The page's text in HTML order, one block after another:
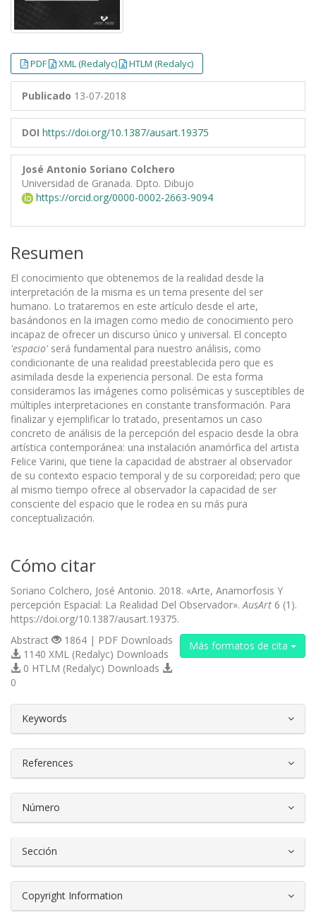
PDF XML (Redalyc) HTLM (Redalyc)
Publicado 13-07-2018
DOI https://doi.org/10.1387/ausart.19375
José Antonio Soriano Colchero
Universidad de Granada. Dpto. Dibujo
https://orcid.org/0000-0002-2663-9094
Resumen
El conocimiento que obtenemos de la realidad desde la
interpretación de la misma es un tema presente del ser
humano. Lo trataremos en este artículo desde el arte,
basándonos en la imagen como medio de conocimiento pero
incapaz de ofrecer un discurso único y universal. El concepto
'espacio' será fundamental para nuestro análisis, como
condicionante de una realidad preestablecida pero que es
asimilada desde la experiencia personal. De esta forma
consideramos las imágenes como polisémicas y susceptibles de
múltiples interpretaciones en constante transformación. Para
finalizar y ejemplificar lo tratado, presentamos un caso
concreto de análisis de la percepción del espacio desde la obra
artística contemporánea: una instalación anamórfica del artista
Felice Varini, que tiene la capacidad de abstraer al observador
de su contexto espacio temporal y de su corporeidad; pero que
al mismo tiempo ofrece al observador la capacidad de ser
consciente del espacio que le rodea en su más pura
conceptualización.
Cómo citar
Soriano Colchero, José Antonio. 2018. «Arte, Anamorfosis Y
percepción Espacial: La Realidad Del Observador». AusArt 6 (1).
https://doi.org/10.1387/ausart.19375.
Más formatos de cita
Abstract
1864 | PDF Downloads
1140 XML (Redalyc) Downloads
0 HTLM (Redalyc) Downloads
0
Keywords
References
Número
Sección
Copyright Information